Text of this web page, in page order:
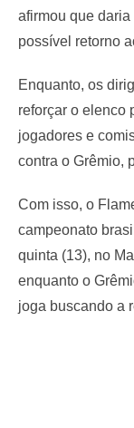
afirmou que
possível retorno
Enquanto, os
reforçar o elenco
jogadores e
contra o Grêmio,
Com isso, o
campeonato
quinta (13), no
enquanto o
joga buscando a